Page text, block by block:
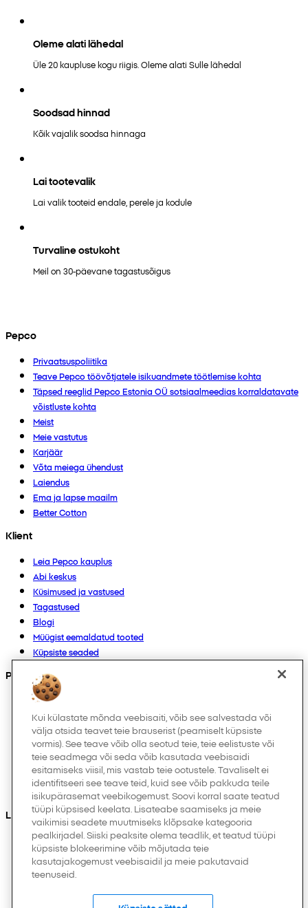
Oleme alati lähedal
Üle 20 kaupluse kogu riigis. Oleme alati Sulle lähedal
Soodsad hinnad
Kõik vajalik soodsa hinnaga
Lai tootevalik
Lai valik tooteid endale, perele ja kodule
Turvaline ostukoht
Meil on 30-päevane tagastusõigus
Pepco
Privaatsuspoliitika
Teave Pepco töövõtjatele isikuandmete töötlemise kohta
Täpsed reeglid Pepco Estonia OÜ sotsiaalmeedias korraldatavate
võistluste kohta
Meist
Meie vastutus
Karjäär
Võta meiega ühendust
Laiendus
Ema ja lapse maailm
Better Cotton
Klient
Leia Pepco kauplus
Abi keskus
Küsimused ja vastused
Tagastused
Blogi
Müügist eemaldatud tooted
Küpsiste seaded
Products
Kollektsioonid
Imikutele
Laps
Kodukaubad
Naistele
Meestele
Muud
Leiad meid ka
Kui külastate mõnda veebisaiti, võib see salvestada või
välja otsida teavet teie brauserist (peamiselt küpsiste
vormis). See teave võib olla seotud teie, teie eelistuste või
teie seadmega või seda võib kasutada veebisaidi
esitamiseks viisil, mis vastab teie ootustele. Tavaliselt ei
identifitseeri see teave teid, kuid see võib pakkuda teile
isikupärasemat veebikogemust. Soovi korral saate teatud
tüüpi küpsised keelata. Lisateabe saamiseks ja meie
vaikimisi seadete muutmiseks klõpsake kategooria
pealkirjadel. Siiski peaksite olema teadlik, et teatud tüüpi
küpsiste blokeerimine võib mõjutada teie
kasutajakogemust veebisaidil ja meie pakutavaid
teenuseid.